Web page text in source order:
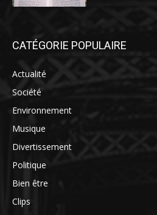
CATÉGORIE POPULAIRE
Actualité
Société
Environnement
Musique
Divertissement
Politique
Bien être
Clips